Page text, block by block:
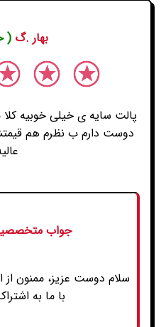
بهار .گ (
پالت سایه ی خیلی خوبیه
دوست دارم ب نظرم هم
جواب
سلام دوست عزیز، ممنون از
با ما به